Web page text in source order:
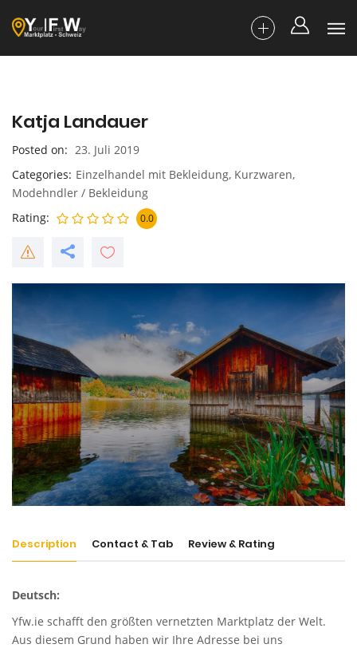
Katja Landauer
Posted on
23. Juli 2019
Categories Einzelhandel mit Bekleidung, Kurzwaren,
Modehndler / Bekleidung
Rating
0.0
Description Contact & Tab Review & Rating
Deutsch:
Yfw.ie schafft den größten vernetzten Marktplatz der Welt.
Aus diesem Grund haben wir Ihre Adresse bei uns